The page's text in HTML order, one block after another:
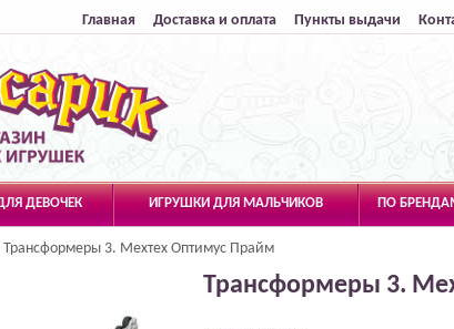
Главная Доставка и оплата Пункты выдачи
ДЕВОЧЕК ИГРУШКИ ДЛЯ МАЛЬЧИКОВ ПО
Трансформеры 3. Мехтех Оптимус Прайм
Трансформеры 3.